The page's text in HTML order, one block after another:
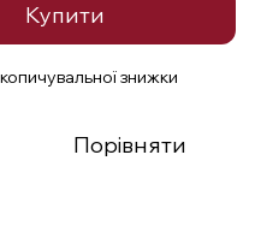
Купити
знижки
Порівняти